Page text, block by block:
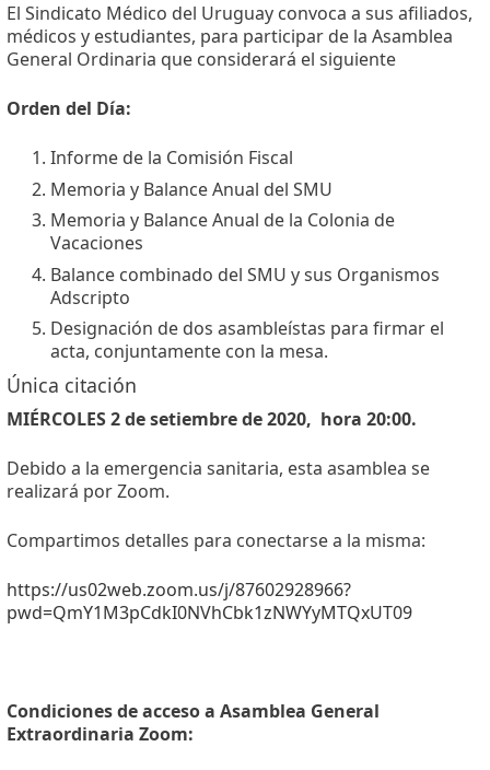
El Sindicato Médico del Uruguay convoca a sus afiliados,
médicos y estudiantes, para participar de la Asamblea
General Ordinaria que considerará el siguiente
Orden del Día:
Informe de la Comisión Fiscal
Memoria y Balance Anual del SMU
Memoria y Balance Anual de la Colonia de
Vacaciones
Balance combinado del SMU y sus Organismos
Adscripto
Designación de dos asambleístas para firmar el
acta, conjuntamente con la mesa.
Única citación
MIÉRCOLES 2 de setiembre de 2020, hora 20:00.
Debido a la emergencia sanitaria, esta asamblea se
realizará por Zoom.
Compartimos detalles para conectarse a la misma:
https://us02web.zoom.us/j/87602928966?
pwd=QmY1M3pCdkI0NVhCbk1zNWYyMTQxUT09
Condiciones de acceso a Asamblea General
Extraordinaria Zoom: